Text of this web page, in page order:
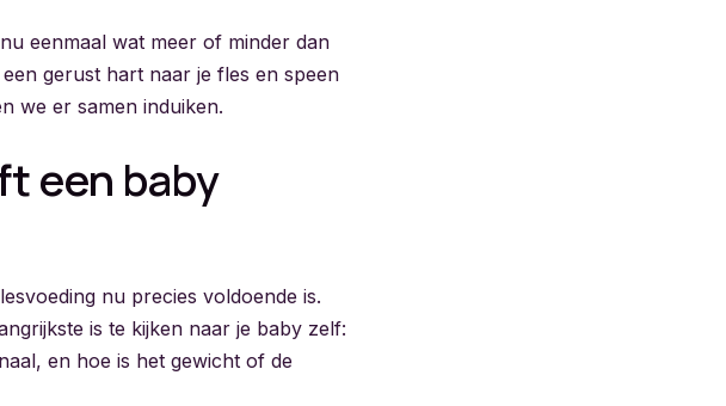
eenmaal wat meer of minder dan
gerust hart naar je fles en speen
we er samen induiken.
een baby
nu precies voldoende is.
is te kijken naar je baby zelf:
en hoe is het gewicht of de